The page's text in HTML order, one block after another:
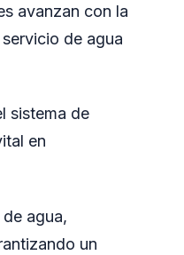
avanzan con la
de agua
sistema de
en
agua,
un